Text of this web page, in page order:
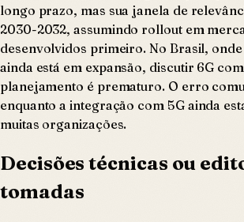
longo prazo, mas sua janela de
2030-2032, assumindo rollout em
desenvolvidos primeiro. No Brasil,
ainda está em expansão, discutir 6G
planejamento é prematuro. O erro
enquanto a integração com 5G ainda
muitas organizações.
Decisões técnicas ou
tomadas